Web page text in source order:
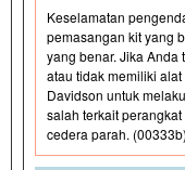
Keselamatan
pemasangan kit yang
yang benar. Jika
atau tidak memiliki
Davidson untuk
salah terkait
cedera parah. (00333b)